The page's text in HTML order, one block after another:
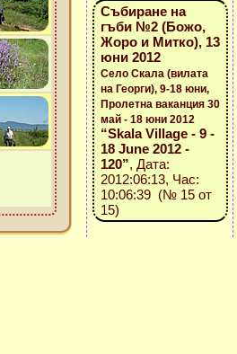
Събиране на
гъби №2 (Божо,
Жоро и Митко), 13
юни 2012
Село Скала (вилата
на Георги), 9-18 юни,
Пролетна ваканция 30
май - 18 юни 2012
“Skala Village - 9 -
18 June 2012 -
120”, Дата:
2012:06:13, Час:
10:06:39 (№ 15 от
15)